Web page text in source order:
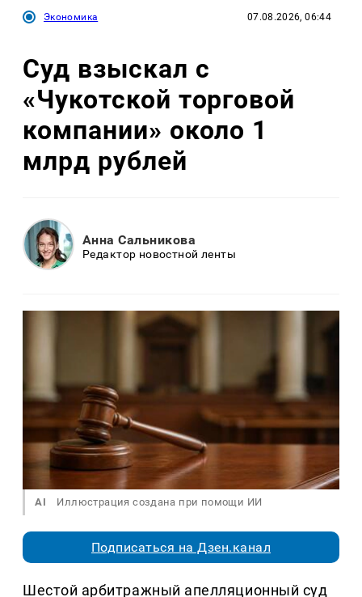
Экономика 07.08.2026, 06:44
Суд взыскал с
«Чукотской торговой
компании» около 1
млрд рублей
Анна Сальникова
Редактор новостной ленты
AI Иллюстрация создана при помощи ИИ
Подписаться на Дзен.канал
Шестой арбитражный апелляционный суд